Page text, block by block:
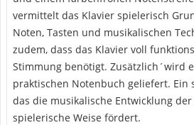
vermittelt das Klavier spielerisch
Noten, Tasten und musikalischen
zudem, dass das Klavier voll
Stimmung benötigt. Zusätzlich´wird
praktischen Notenbuch geliefert. Ein
das die musikalische Entwicklung
spielerische Weise fördert.